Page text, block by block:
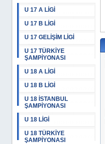
U 17 A LİGİ
U 17 B LİGİ
U 17 GELİŞİM LİGİ
U 17 TÜRKİYE
ŞAMPİYONASI
U 18 A LİGİ
U 18 B LİGİ
U 18 İSTANBUL
ŞAMPİYONASI
U 18 LİGİ
U 18 TÜRKİYE
ŞAMPİYONASI